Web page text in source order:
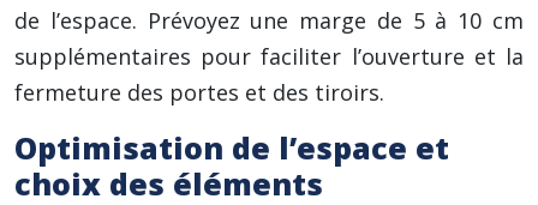
de l’espace. Prévoyez une marge de 5 à 10 cm
supplémentaires pour faciliter l’ouverture et la
fermeture des portes et des tiroirs.
Optimisation de l’espace et
choix des éléments